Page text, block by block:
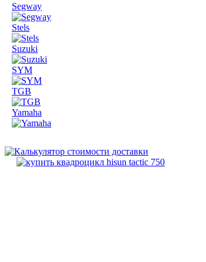
Segway
Stels
Suzuki
SYM
TGB
Yamaha